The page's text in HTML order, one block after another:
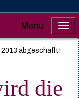
Menu
2013 abgeschafft!
die